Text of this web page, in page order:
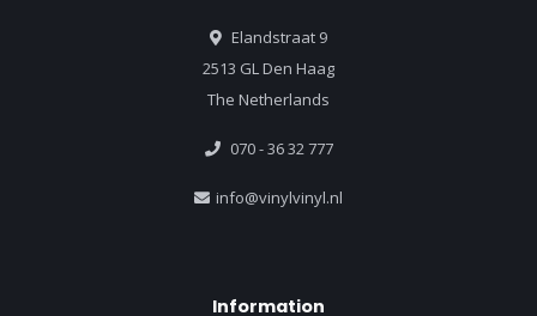
Elandstraat 9
2513 GL Den Haag
The Netherlands
070 - 36 32 777
info@vinylvinyl.nl
Information